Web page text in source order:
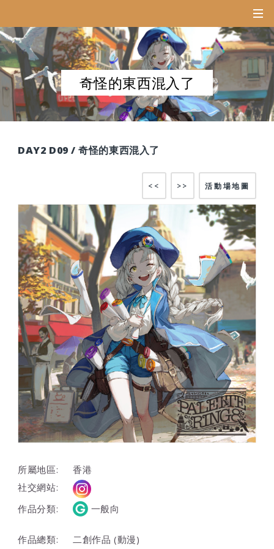
奇怪的東西混入了
DAY2 D09 / 奇怪的東西混入了
活動場地圖
>>
<<
所屬地區:
香港
社交網站:
作品分類:
一般向
作品總類: 二創作品 (動漫)